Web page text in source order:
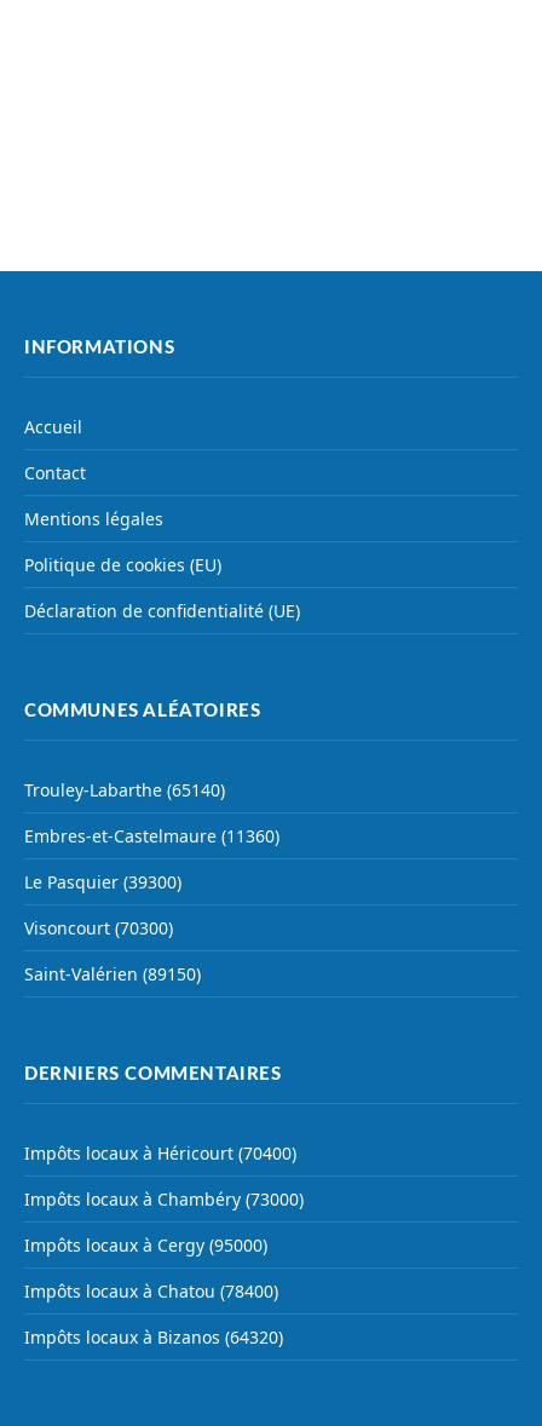
INFORMATIONS
Accueil
Contact
Mentions légales
Politique de cookies (EU)
Déclaration de confidentialité (UE)
COMMUNES ALÉATOIRES
Trouley-Labarthe (65140)
Embres-et-Castelmaure (11360)
Le Pasquier (39300)
Visoncourt (70300)
Saint-Valérien (89150)
DERNIERS COMMENTAIRES
Impôts locaux à Héricourt (70400)
Impôts locaux à Chambéry (73000)
Impôts locaux à Cergy (95000)
Impôts locaux à Chatou (78400)
Impôts locaux à Bizanos (64320)